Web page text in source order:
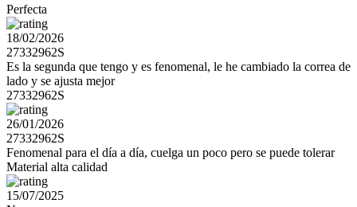
Perfecta
18/02/2026
27332962S
Es la segunda que tengo y es fenomenal, le he cambiado la correa de
lado y se ajusta mejor
27332962S
26/01/2026
27332962S
Fenomenal para el día a día, cuelga un poco pero se puede tolerar
Material alta calidad
15/07/2025